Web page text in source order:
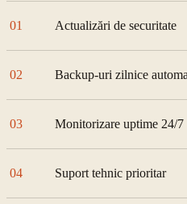
01 Actualizări de securitate
02 Backup-uri zilnice
03 Monitorizare uptime 24/7
04 Suport tehnic prioritar